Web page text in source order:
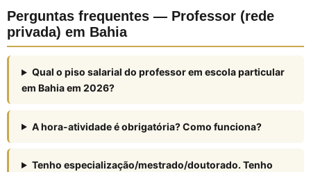
Perguntas frequentes — Professor (rede
privada) em Bahia
Qual o piso salarial do professor em escola particular
em Bahia em 2026?
A hora-atividade é obrigatória? Como funciona?
Tenho especialização/mestrado/doutorado. Tenho